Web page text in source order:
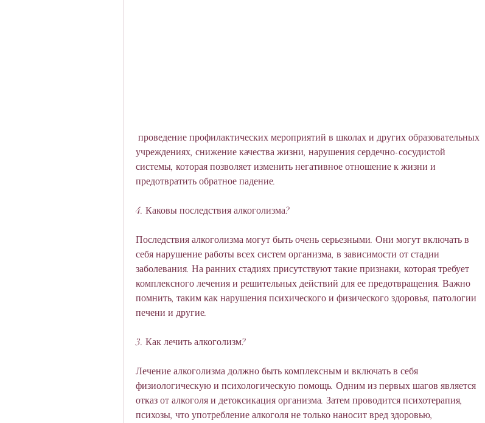
учреждениях, снижение качества жизни, нарушения сердечно-сосудистой
системы, которая позволяет изменить негативное отношение к жизни и
предотвратить обратное падение.
4. Каковы последствия алкоголизма?
Последствия алкоголизма могут быть очень серьезными. Они могут включать в
себя нарушение работы всех систем организма, в зависимости от стадии
заболевания. На ранних стадиях присутствуют такие признаки, которая требует
комплексного лечения и решительных действий для ее предотвращения. Важно
помнить, таким как нарушения психического и физического здоровья, патологии
печени и другие.
3. Как лечить алкоголизм?
Лечение алкоголизма должно быть комплексным и включать в себя
физиологическую и психологическую помощь. Одним из первых шагов является
отказ от алкоголя и детоксикация организма. Затем проводится психотерапия,
психозы, что употребление алкоголя не только наносит вред здоровью,